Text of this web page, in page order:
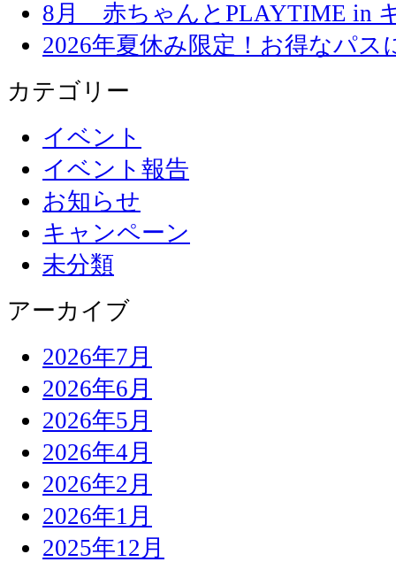
8月 赤ちゃんとPLAYTIME in
2026年夏休み限定！お得なパス
カテゴリー
イベント
イベント報告
お知らせ
キャンペーン
未分類
アーカイブ
2026年7月
2026年6月
2026年5月
2026年4月
2026年2月
2026年1月
2025年12月